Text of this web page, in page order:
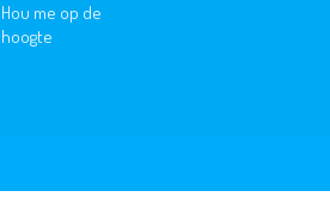
Hou me op de
hoogte